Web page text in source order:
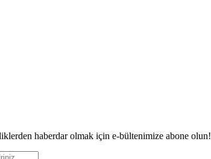
haberdar olmak için e-bültenimize abone olun!